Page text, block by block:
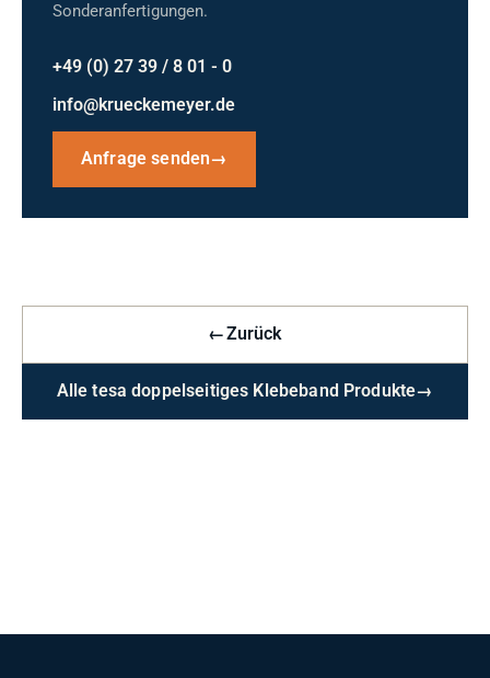
Sonderanfertigungen.
+49 (0) 27 39 / 8 01 - 0
info@krueckemeyer.de
Anfrage senden→
←Zurück
Alle tesa doppelseitiges Klebeband Produkte→